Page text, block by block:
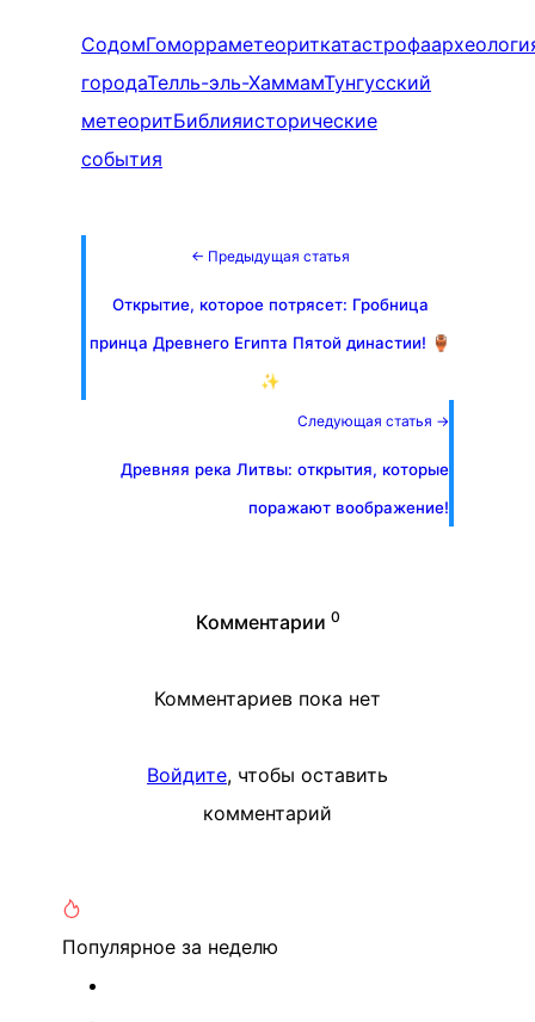
СодомГоморраметеориткатастрофа
городаТелль-эль-ХаммамТунгусский
метеоритБиблияисторические
события
← Предыдущая статья
Открытие, которое потрясет: Гробница
принца Древнего Египта Пятой династии! 🏺
✨
Следующая статья →
Древняя река Литвы: открытия, которые
поражают воображение!
Комментарии 0
Комментариев пока нет
Войдите, чтобы оставить
комментарий
Популярное за неделю